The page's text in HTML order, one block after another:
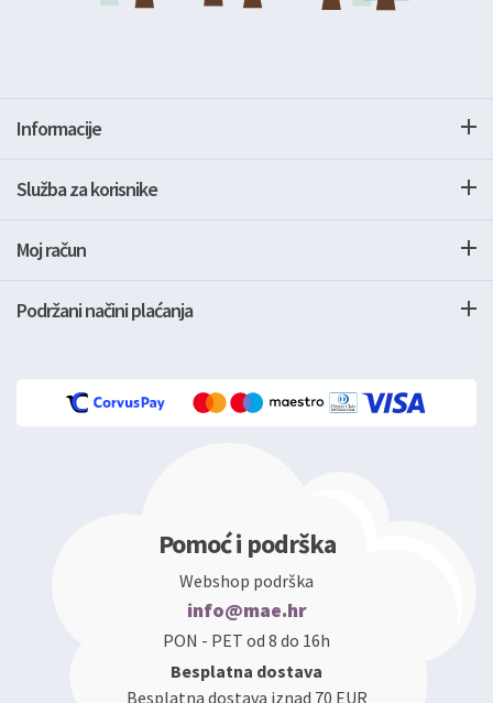
Informacije
Služba za korisnike
Moj račun
Podržani načini plaćanja
Pomoć i podrška
Webshop podrška
info@mae.hr
PON - PET od 8 do 16h
Besplatna dostava
Besplatna dostava iznad 70 EUR